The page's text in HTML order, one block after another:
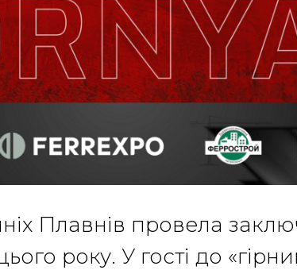
Плавнів провела
року. У гості до